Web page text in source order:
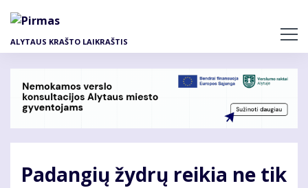
pagrindinį
ALYTAUS KRAŠTO LAIKRAŠTIS
Pa­dan­gių žyd­rų rei­kia ne tik